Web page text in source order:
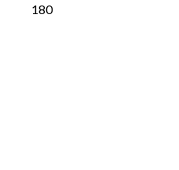
180